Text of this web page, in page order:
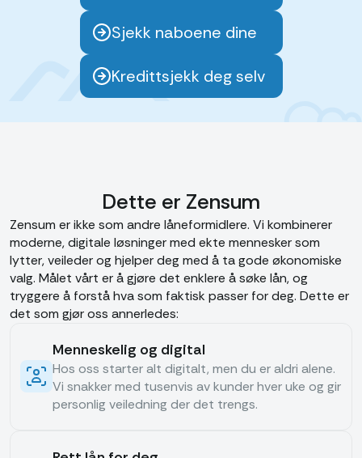
Sjekk naboene dine
Kredittsjekk deg selv
Dette er Zensum
Zensum er ikke som andre låneformidlere. Vi kombinerer
moderne, digitale løsninger med ekte mennesker som
lytter, veileder og hjelper deg med å ta gode økonomiske
valg. Målet vårt er å gjøre det enklere å søke lån, og
tryggere å forstå hva som faktisk passer for deg. Dette er
det som gjør oss annerledes:
Menneskelig og digital
Hos oss starter alt digitalt, men du er aldri alene.
Vi snakker med tusenvis av kunder hver uke og gir
personlig veiledning der det trengs.